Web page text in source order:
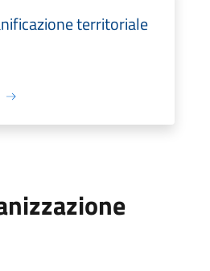
territoriale